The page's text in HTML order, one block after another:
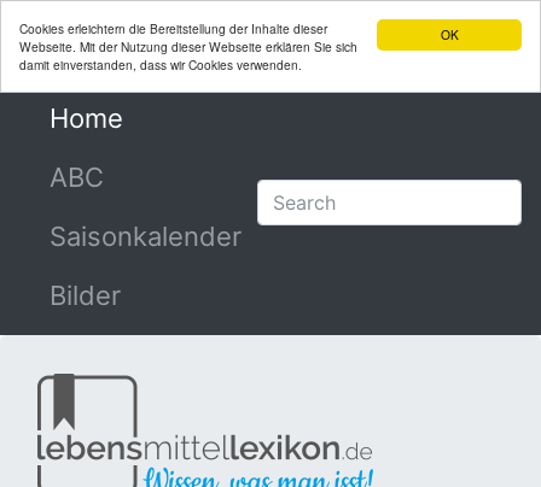
OK
Cookies erleichtern die Bereitstellung der Inhalte dieser
Webseite. Mit der Nutzung dieser Webseite erklären Sie sich
damit einverstanden, dass wir Cookies verwenden.
Home
ABC
Saisonkalender
Bilder